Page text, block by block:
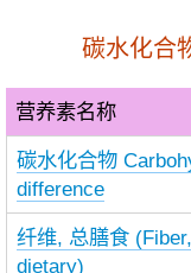
碳水化合
营养素名称
碳水化合物
difference
纤维, 总膳食
dietary)